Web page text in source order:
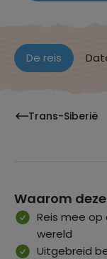
De reis
Trans-Siberië
Waarom
Reis mee
wereld
Uitgebreid